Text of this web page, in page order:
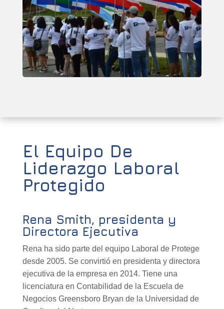
El Equipo De
Liderazgo Laboral
Protegido
Rena Smith, presidenta y
Directora Ejecutiva
Rena ha sido parte del equipo Laboral de Protege
desde 2005. Se convirtió en presidenta y directora
ejecutiva de la empresa en 2014. Tiene una
licenciatura en Contabilidad de la Escuela de
Negocios Greensboro Bryan de la Universidad de